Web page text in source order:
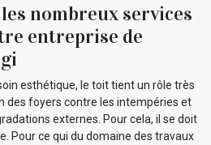
nombreux services
entreprise de
esthétique, le toit tient un rôle très
des foyers contre les intempéries et
externes. Pour cela, il se doit
Pour ce qui du domaine des travaux